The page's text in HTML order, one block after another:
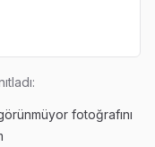
fotoğrafını